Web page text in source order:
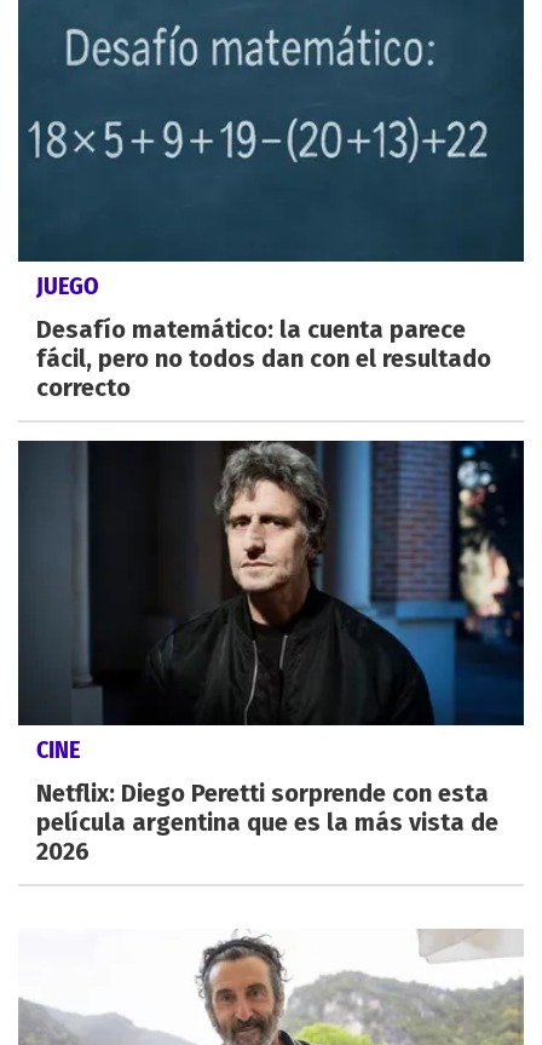
JUEGO
Desafío matemático: la cuenta parece
fácil, pero no todos dan con el resultado
correcto
CINE
Netflix: Diego Peretti sorprende con esta
película argentina que es la más vista de
2026